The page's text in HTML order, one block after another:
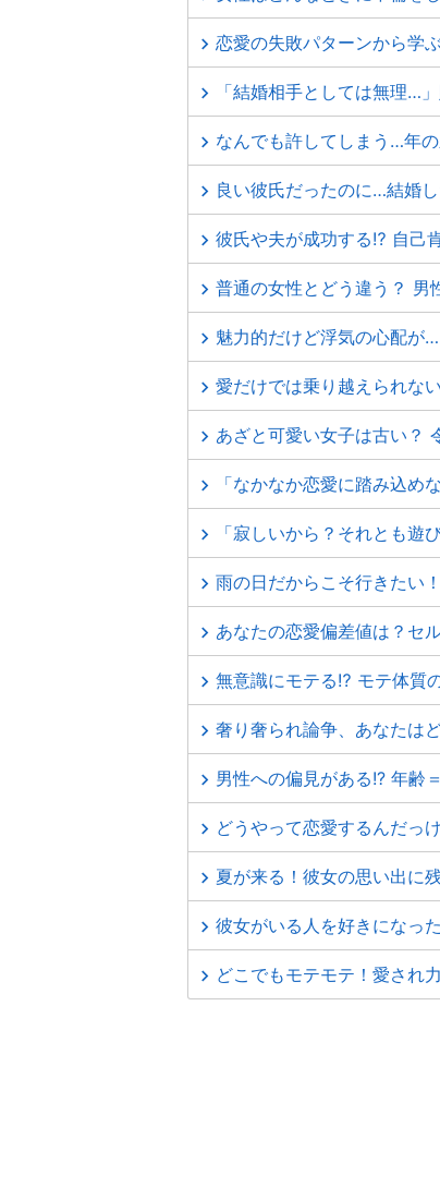
恋愛の失敗パターンから学
「結婚相手としては無理…
なんでも許してしまう…年
良い彼氏だったのに…結婚
彼氏や夫が成功する⁉ 自己
普通の女性とどう違う？ 男
魅力的だけど浮気の心配が
愛だけでは乗り越えられな
あざと可愛い女子は古い？
「なかなか恋愛に踏み込
「寂しいから？それとも遊
雨の日だからこそ行きたい
あなたの恋愛偏差値は？セ
無意識にモテる⁉ モテ体質
奢り奢られ論争、あなたは
男性への偏見がある!? 年齢
どうやって恋愛するんだっ
夏が来る！彼女の思い出に
彼女がいる人を好きになっ
どこでもモテモテ！愛され